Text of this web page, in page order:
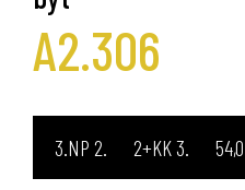
A2.306
3.NP 2+KK 54,0